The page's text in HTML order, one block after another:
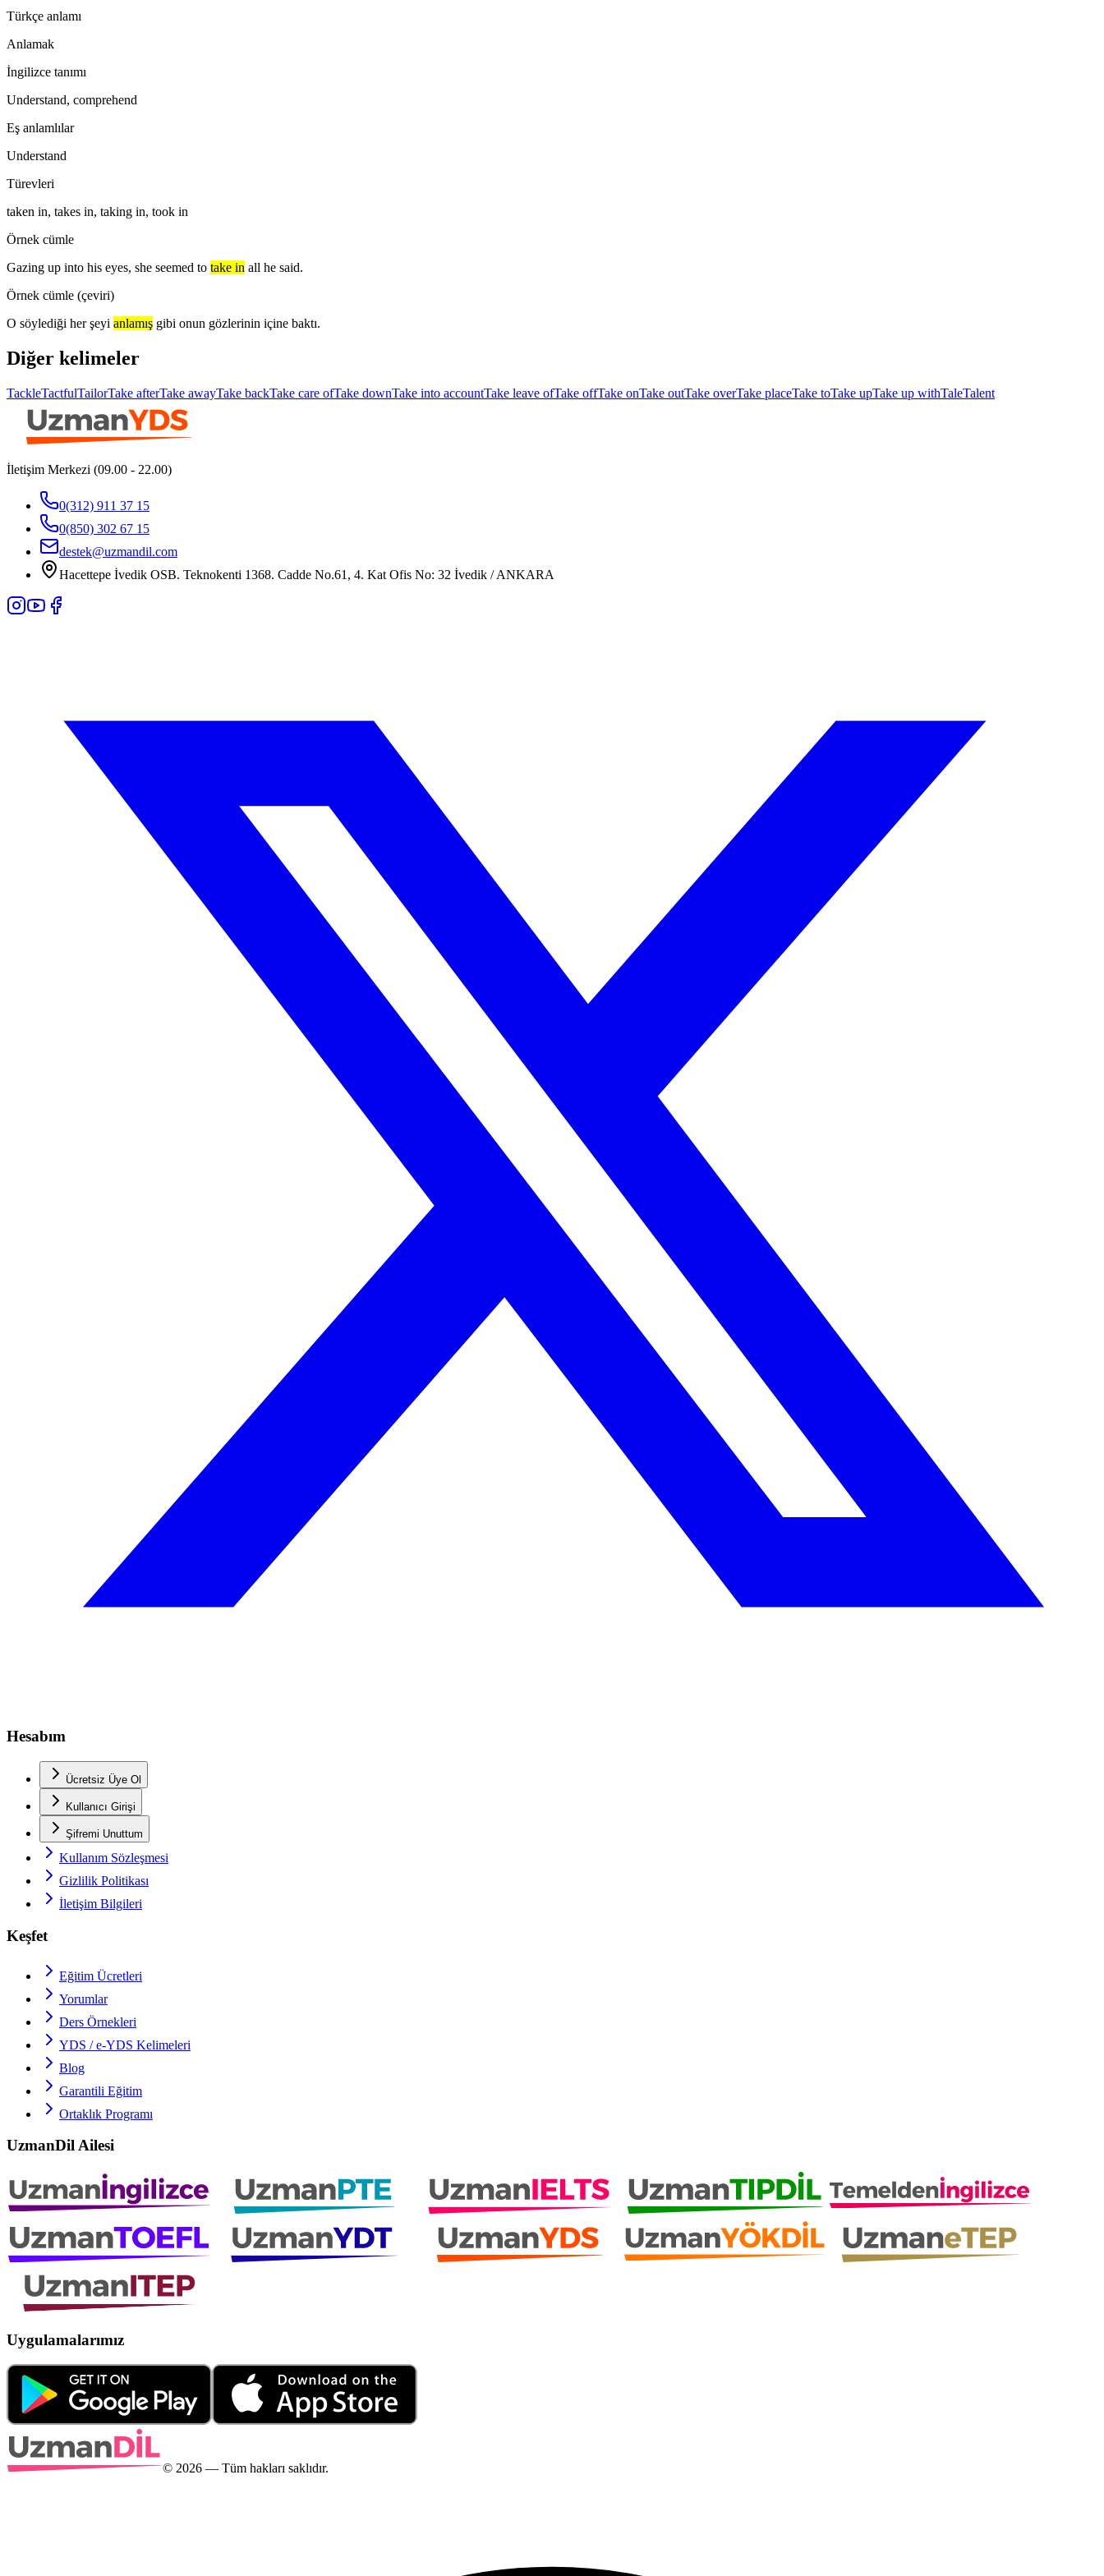
Türkçe anlamı
Anlamak
İngilizce tanımı
Understand, comprehend
Eş anlamlılar
Understand
Türevleri
taken in, takes in, taking in, took in
Örnek cümle
Gazing up into his eyes, she seemed to take in all he said.
Örnek cümle (çeviri)
O söylediği her şeyi anlamış gibi onun gözlerinin içine baktı.
Diğer kelimeler
TackleTactfulTailorTake afterTake awayTake backTake care ofTake downTake into accountTake leave ofTake offTake onTake outTake overTake placeTake toTake upTake up withTaleTalent
İletişim Merkezi (09.00 - 22.00)
0(312) 911 37 15
0(850) 302 67 15
destek@uzmandil.com
Hacettepe İvedik OSB. Teknokenti 1368. Cadde No.61, 4. Kat Ofis No: 32 İvedik / ANKARA
Hesabım
Ücretsiz Üye Ol
Kullanıcı Girişi
Şifremi Unuttum
Kullanım Sözleşmesi
Gizlilik Politikası
İletişim Bilgileri
Keşfet
Eğitim Ücretleri
Yorumlar
Ders Örnekleri
YDS / e-YDS Kelimeleri
Blog
Garantili Eğitim
Ortaklık Programı
UzmanDil Ailesi
Uygulamalarımız
© 2026 — Tüm hakları saklıdır.